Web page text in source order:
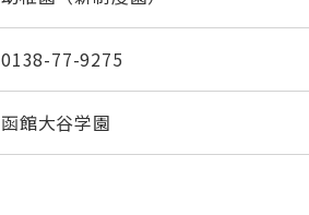
0138-77-9275
函館大谷学園